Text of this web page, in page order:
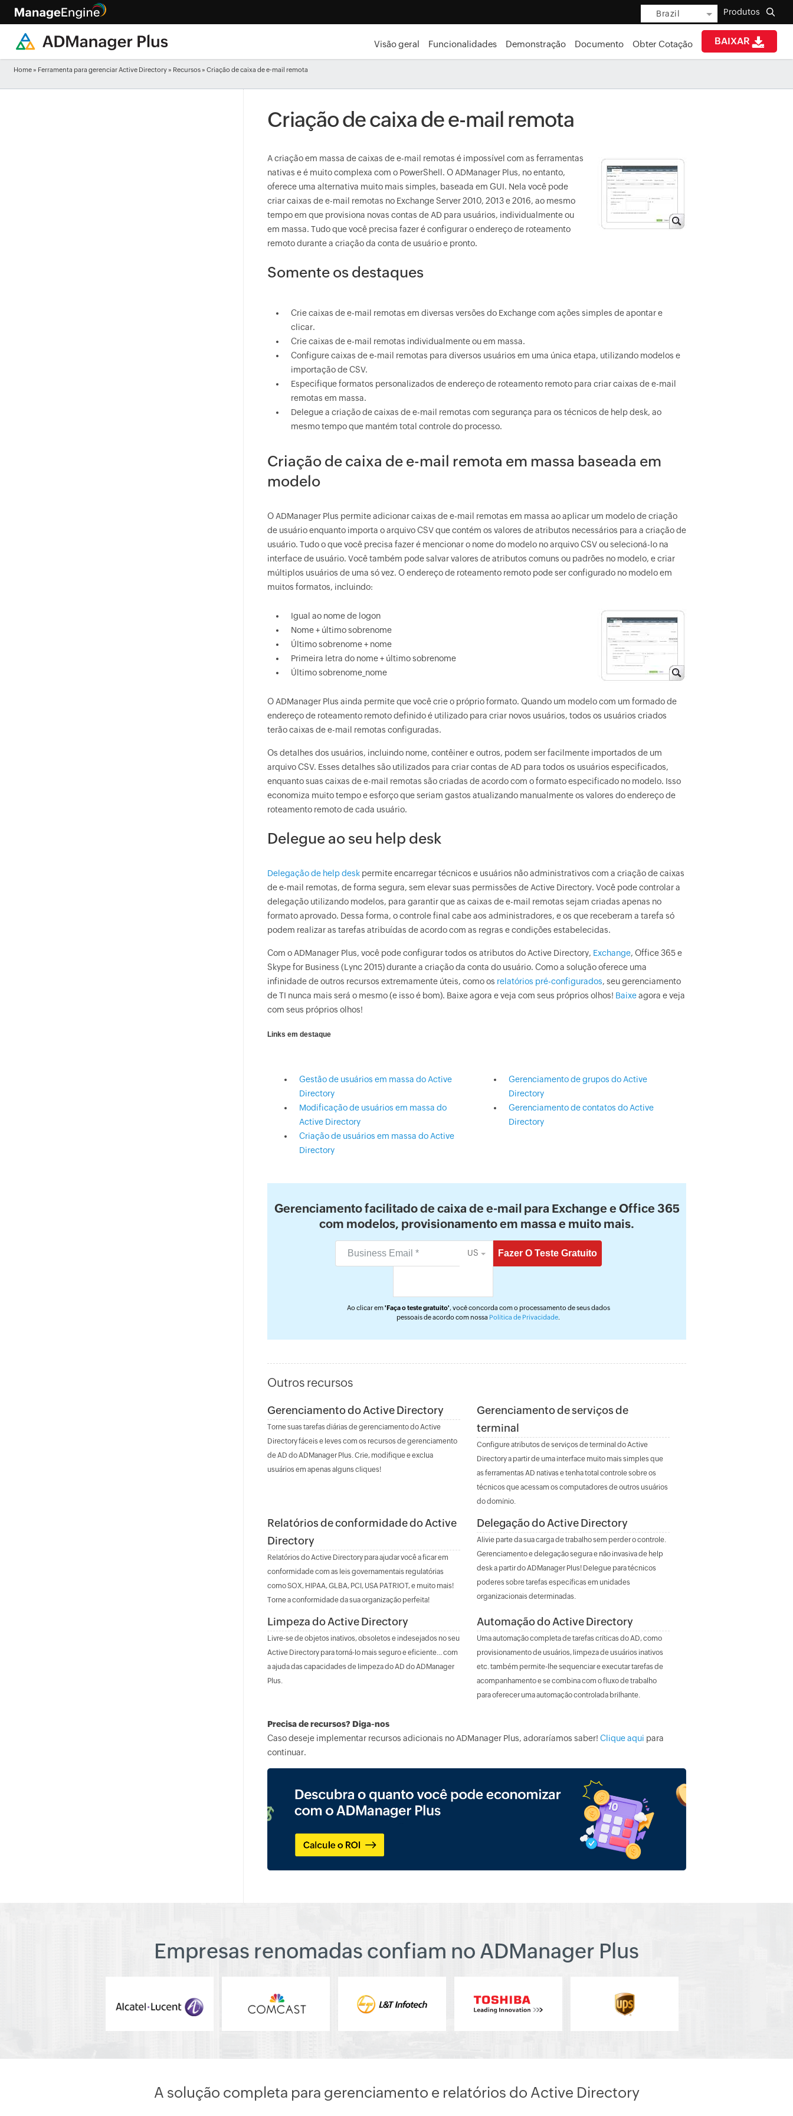
Brazil Produtos
BAIXAR
Visão geral Funcionalidades Demonstração Documento Obter Cotação
Home » Ferramenta para gerenciar Active Directory » Recursos » Criação de caixa de e-mail remota
Criação de caixa de e-mail remota
A criação em massa de caixas de e-mail remotas é impossível com as ferramentas
nativas e é muito complexa com o PowerShell. O ADManager Plus, no entanto,
oferece uma alternativa muito mais simples, baseada em GUI. Nela você pode
criar caixas de e-mail remotas no Exchange Server 2010, 2013 e 2016, ao mesmo
tempo em que provisiona novas contas de AD para usuários, individualmente ou
em massa. Tudo que você precisa fazer é configurar o endereço de roteamento
remoto durante a criação da conta de usuário e pronto.
Somente os destaques
Crie caixas de e-mail remotas em diversas versões do Exchange com ações simples de apontar e
clicar.
Crie caixas de e-mail remotas individualmente ou em massa.
Configure caixas de e-mail remotas para diversos usuários em uma única etapa, utilizando modelos e
importação de CSV.
Especifique formatos personalizados de endereço de roteamento remoto para criar caixas de e-mail
remotas em massa.
Delegue a criação de caixas de e-mail remotas com segurança para os técnicos de help desk, ao
mesmo tempo que mantém total controle do processo.
Criação de caixa de e-mail remota em massa baseada em
modelo
O ADManager Plus permite adicionar caixas de e-mail remotas em massa ao aplicar um modelo de criação
de usuário enquanto importa o arquivo CSV que contém os valores de atributos necessários para a criação de
usuário. Tudo o que você precisa fazer é mencionar o nome do modelo no arquivo CSV ou selecioná-lo na
interface de usuário. Você também pode salvar valores de atributos comuns ou padrões no modelo, e criar
múltiplos usuários de uma só vez. O endereço de roteamento remoto pode ser configurado no modelo em
muitos formatos, incluindo:
Igual ao nome de logon
Nome + último sobrenome
Último sobrenome + nome
Primeira letra do nome + último sobrenome
Último sobrenome_nome
O ADManager Plus ainda permite que você crie o próprio formato. Quando um modelo com um formado de
endereço de roteamento remoto definido é utilizado para criar novos usuários, todos os usuários criados
terão caixas de e-mail remotas configuradas.
Os detalhes dos usuários, incluindo nome, contêiner e outros, podem ser facilmente importados de um
arquivo CSV. Esses detalhes são utilizados para criar contas de AD para todos os usuários especificados,
enquanto suas caixas de e-mail remotas são criadas de acordo com o formato especificado no modelo. Isso
economiza muito tempo e esforço que seriam gastos atualizando manualmente os valores do endereço de
roteamento remoto de cada usuário.
Delegue ao seu help desk
Delegação de help desk permite encarregar técnicos e usuários não administrativos com a criação de caixas
de e-mail remotas, de forma segura, sem elevar suas permissões de Active Directory. Você pode controlar a
delegação utilizando modelos, para garantir que as caixas de e-mail remotas sejam criadas apenas no
formato aprovado. Dessa forma, o controle final cabe aos administradores, e os que receberam a tarefa só
podem realizar as tarefas atribuídas de acordo com as regras e condições estabelecidas.
Com o ADManager Plus, você pode configurar todos os atributos do Active Directory, Exchange, Office 365 e
Skype for Business (Lync 2015) durante a criação da conta do usuário. Como a solução oferece uma
infinidade de outros recursos extremamente úteis, como os relatórios pré-configurados, seu gerenciamento
de TI nunca mais será o mesmo (e isso é bom). Baixe agora e veja com seus próprios olhos! Baixeagora e veja
com seus próprios olhos!
Links em destaque
Gestão de usuários em massa do Active
Directory
Modificação de usuários em massa do
Active Directory
Criação de usuários em massa do Active
Directory
Gerenciamento de grupos do Active
Directory
Gerenciamento de contatos do Active
Directory
Gerenciamento facilitado de caixa de e-mail para Exchange e Office 365
com modelos, provisionamento em massa e muito mais.
US
Ao clicar em'Faça o teste gratuito', você concorda com o processamento de seus dados
pessoais de acordo com nossa Política de Privacidade
Outros recursos
Gerenciamento do Active Directory
Torne suas tarefas diárias de gerenciamento do Active
Directory fáceis e leves com os recursos de gerenciamento
de AD do ADManager Plus. Crie, modifique e exclua
usuários em apenas alguns cliques!
Gerenciamento de serviços de
terminal
Configure atributos de serviços de terminal do Active
Directory a partir de uma interface muito mais simples que
as ferramentas AD nativas e tenha total controle sobre os
técnicos que acessam os computadores de outros usuários
do domínio.
Relatórios de conformidade do Active
Directory
Relatórios do Active Directory para ajudar você a ficar em
conformidade com as leis governamentais regulatórias
como SOX, HIPAA, GLBA, PCI, USA PATRIOT, e muito mais!
Torne a conformidade da sua organização perfeita!
Delegação do Active Directory
Alivie parte da sua carga de trabalho sem perder o controle.
Gerenciamento e delegação segura e não invasiva de help
desk a partir do ADManager Plus! Delegue para técnicos
poderes sobre tarefas específicas em unidades
organizacionais determinadas.
Limpeza do Active Directory
Livre-se de objetos inativos, obsoletos e indesejados no seu
Active Directory para torná-lo mais seguro e eficiente... com
a ajuda das capacidades de limpeza do AD do ADManager
Plus.
Automação do Active Directory
Uma automação completa de tarefas críticas do AD, como
provisionamento de usuários, limpeza de usuários inativos
etc. também permite-lhe sequenciar e executar tarefas de
acompanhamento e se combina com o fluxo de trabalho
para oferecer uma automação controlada brilhante.
Precisa de recursos? Diga-nos
Caso deseje implementar recursos adicionais no ADManager Plus, adoraríamos saber! Clique aqui para
continuar.
Empresas renomadas confiam no ADManager Plus
A solução completa para gerenciamento e relatórios do Active Directory